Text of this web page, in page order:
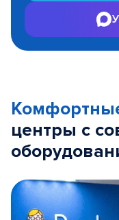
центры с